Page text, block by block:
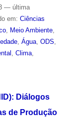
— última
em: Ciências
, Meio Ambiente,
, Água, ODS
Clima,
Diálogos
de Produção